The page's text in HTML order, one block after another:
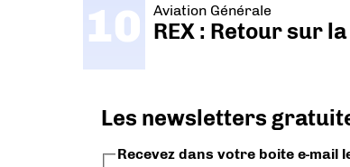
Aviation Générale
REX : Retour sur
Les newsletters
Recevez dans votre boite e-mail